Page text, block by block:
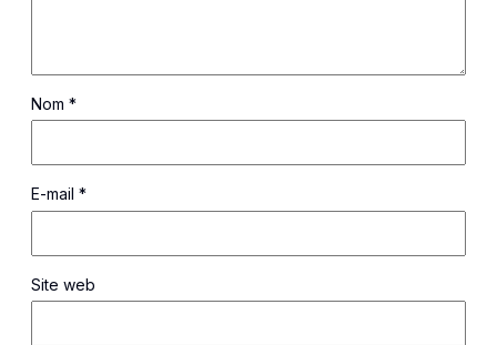
Nom *
E-mail *
Site web